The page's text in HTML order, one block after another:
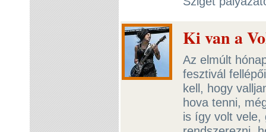
Ki van a
Az elmúlt
fesztivál
kell, hogy
hova tenni,
is így volt vele,